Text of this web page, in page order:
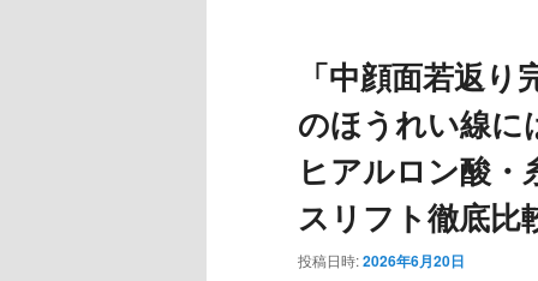
「中顔面若返
のほうれい線に
ヒアルロン酸
スリフト徹底比
投稿日時:2026年6月20日